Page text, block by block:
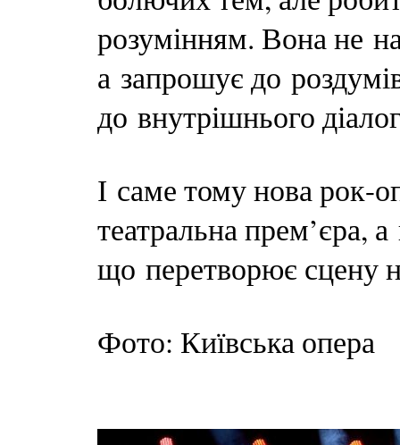
розумінням. Вона не
а запрошує до
до внутрішнього
І саме тому нова рок-
театральна прем’єра,
що перетворює сцену
Фото: Київська опера